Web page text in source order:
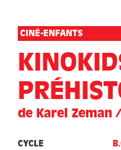
CINÉ-ENFANTS
de Karel Zeman
CYCLE